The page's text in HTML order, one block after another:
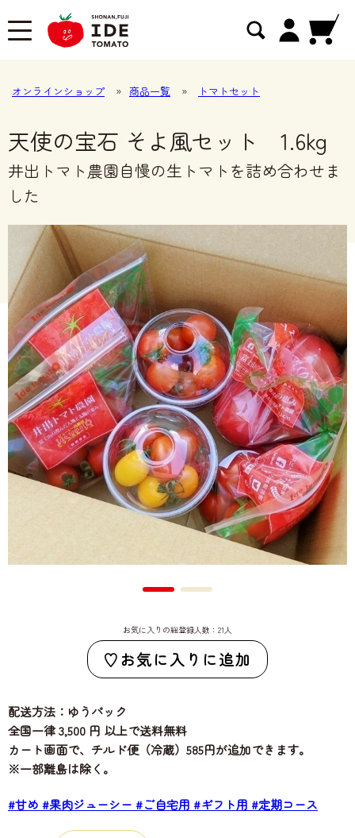
オンラインショップ » 商品一覧 » トマトセット
天使の宝石 そよ風セット 1.6kg
井出トマト農園自慢の生トマトを詰め合わせま
した
お気に入りの総登録人数：21人
お気に入りに追加
配送方法：ゆうパック
全国一律 3,500 円 以上で送料無料
カート画面で、チルド便（冷蔵）585円が追加できます。
※一部離島は除く。
#甘め #果肉ジューシー #ご自宅用 #ギフト用 #定期コース